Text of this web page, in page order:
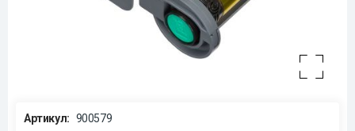
Артикул: 900579